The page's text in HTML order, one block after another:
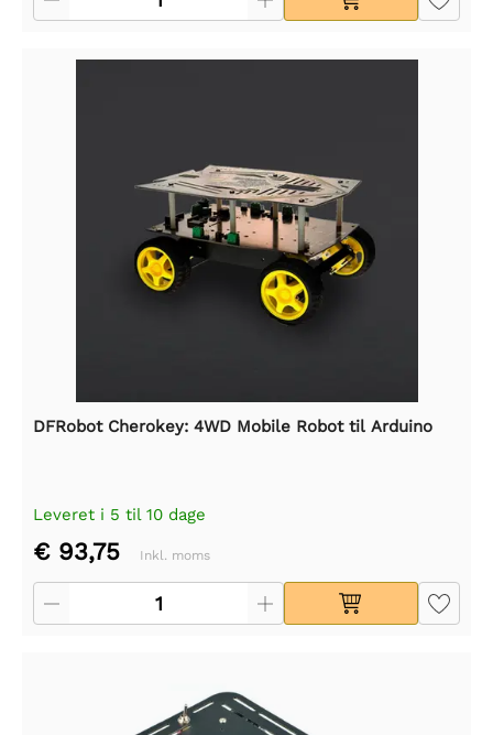
DFRobot Cherokey: 4WD Mobile Robot til Arduino
Leveret i 5 til 10 dage
€ 93,75 Inkl. moms